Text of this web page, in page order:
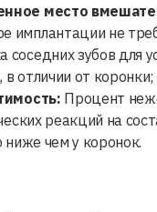
место
имплантации не
соседних зубов для
в отличии от коронки;
Процент
реакций на
ниже чем у коронок.